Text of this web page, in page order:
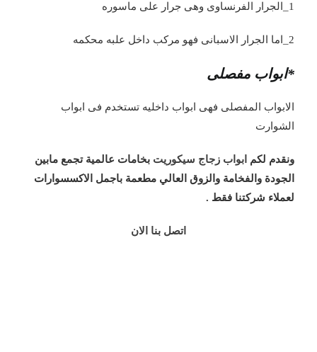
1_الجرار الفرنساوى وهى جرار على ماسوره
2_اما الجرار الاسبانى فهو مركب داخل علبه محكمه
*ابواب مفصلى
الابواب المفصلى فهى ابواب داخليه تستخدم فى ابواب
الشوارت
ونقدم لكم ابواب زجاج سيكوريت بخامات عالمية تجمع مابين
الجودة والفخامة والزوق العالي مطعمة باجمل الاكسسوارات
لعملاء شركتنا فقط .
اتصل بنا الان